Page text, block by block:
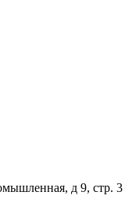
д 9, стр. 3